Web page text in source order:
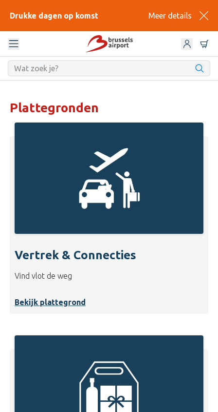
Drukke dagen op komst Meer details
Plattegronden
Vertrek & Connecties
Vind vlot de weg
Bekijk plattegrond